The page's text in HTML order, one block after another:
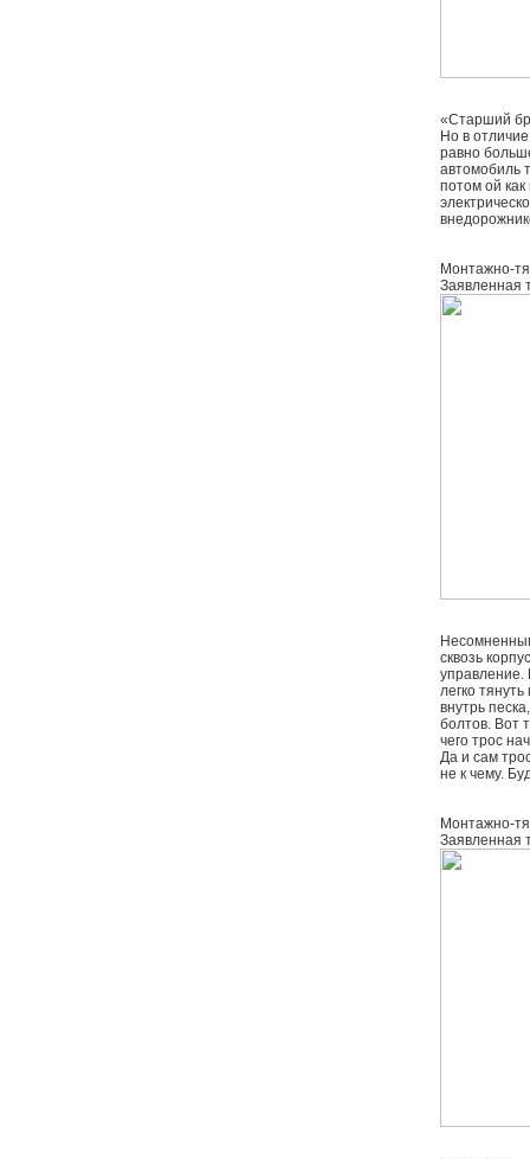
«Старший
Но в
равно
автомобиль
потом ой
Монтажно-
Заявленная
сквозь
управление.
легко
внутрь
болтов. Вот
чего трос
Да и сам
не к чему.
Монтажно-
Заявленная